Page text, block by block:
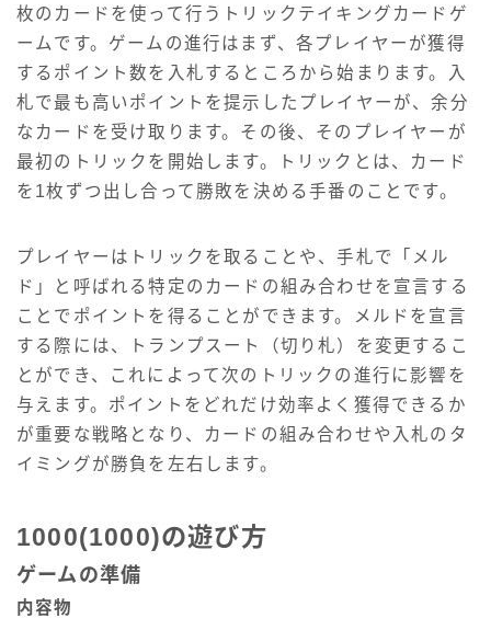
枚のカードを使って行うトリックテイキングカードゲ
ームです。ゲームの進行はまず、各プレイヤーが獲得
するポイント数を入札するところから始まります。入
札で最も高いポイントを提示したプレイヤーが、余分
なカードを受け取ります。その後、そのプレイヤーが
最初のトリックを開始します。トリックとは、カード
を1枚ずつ出し合って勝敗を決める手番のことです。
プレイヤーはトリックを取ることや、手札で「メル
ド」と呼ばれる特定のカードの組み合わせを宣言する
ことでポイントを得ることができます。メルドを宣言
する際には、トランプスート（切り札）を変更するこ
とができ、これによって次のトリックの進行に影響を
与えます。ポイントをどれだけ効率よく獲得できるか
が重要な戦略となり、カードの組み合わせや入札のタ
イミングが勝負を左右します。
1000(1000)の遊び方
ゲームの準備
内容物